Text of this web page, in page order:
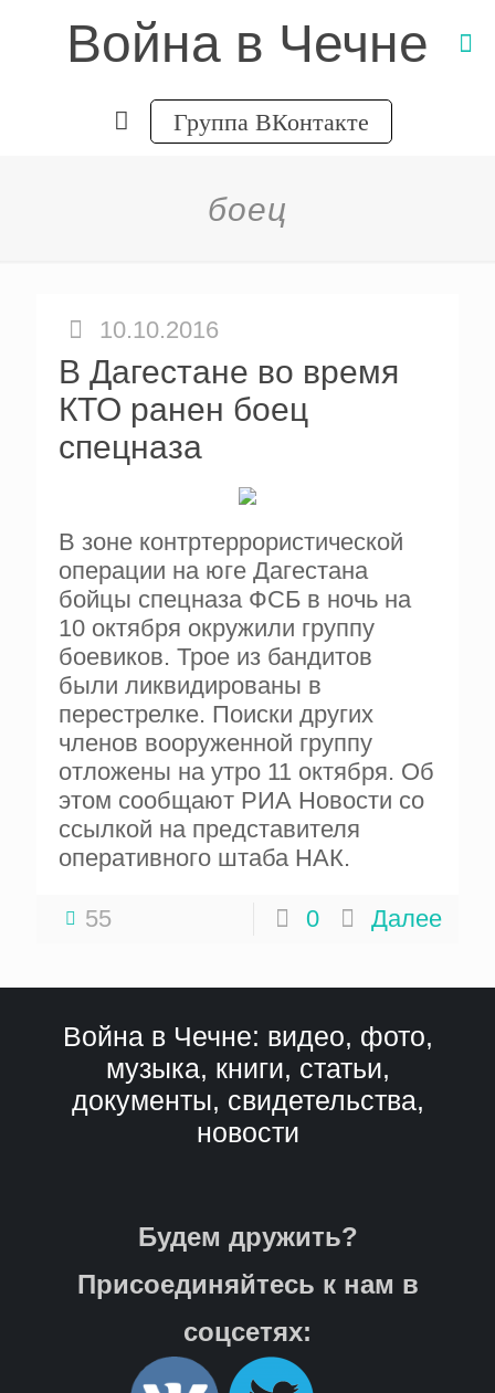
Война в Чечне
Группа ВКонтакте
боец
10.10.2016
В Дагестане во время
КТО ранен боец
спецназа
В зоне контртеррористической
операции на юге Дагестана
бойцы спецназа ФСБ в ночь на
10 октября окружили группу
боевиков. Трое из бандитов
были ликвидированы в
перестрелке. Поиски других
членов вооруженной группу
отложены на утро 11 октября. Об
этом сообщают РИА Новости со
ссылкой на представителя
оперативного штаба НАК.
55 0 Далее
Война в Чечне: видео, фото,
музыка, книги, статьи,
документы, свидетельства,
новости
Будем дружить?
Присоединяйтесь к нам в
соцсетях: